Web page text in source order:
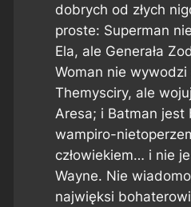
dobrych od złych
proste: Superman
Ela, ale Generała
Woman nie
Themysciry, ale
Aresa; i Batman jest
wampiro-
człowiekiem… i nie
Wayne. Nie
najwięksi